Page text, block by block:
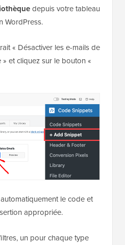
depuis votre tableau
WordPress.
« Désactiver les e-mails de
et cliquez sur le bouton «
le code et
appropriée.
un pour chaque type